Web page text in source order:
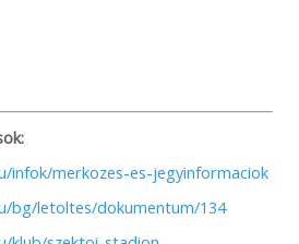
infok/merkozes-es-jegyinformaciok
bg/letoltes/dokumentum/134